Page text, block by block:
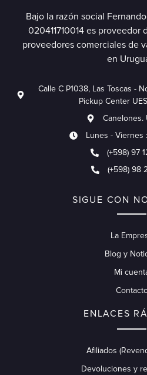
Bajo la razón social
020411710014 es proveedor
proveedores comerciales de
en
Calle C P1038, Las Toscas -
Pickup Center
Canelones.
Lunes - Viernes
(+598) 97
(+598) 98
SIGUE CON
La
Blog y
Mi
ENLACES
Afiliados
Devoluciones y